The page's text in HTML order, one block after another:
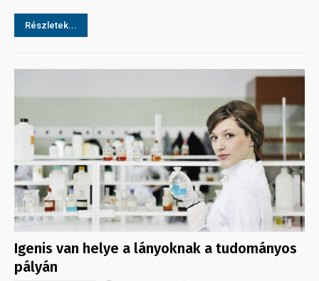
Részletek...
Igenis van helye a lányoknak a tudományos
pályán